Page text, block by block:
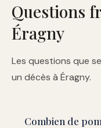
Questions
Éragny
Les questions que
un décès à Éragny.
Combien de